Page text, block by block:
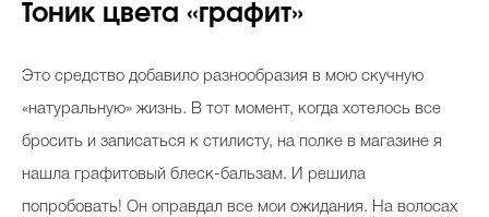
Тоник цвета «графит»
Это средство добавило разнообразия в мою скучную
«натуральную» жизнь. В тот момент, когда хотелось все
бросить и записаться к стилисту, на полке в магазине я
нашла графитовый блеск-бальзам. И решила
попробовать! Он оправдал все мои ожидания. На волосах